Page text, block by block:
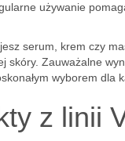
używanie
serum, krem czy
skóry. Zauważalne
wyborem dla
z linii